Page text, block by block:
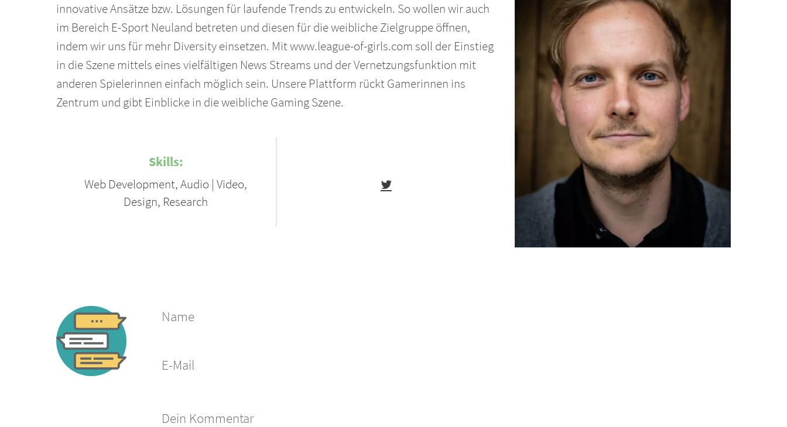
innovative Ansätze bzw. Lösungen für laufende Trends zu entwickeln. So wollen wir auch
im Bereich E-Sport Neuland betreten und diesen für die weibliche Zielgruppe öffnen,
indem wir uns für mehr Diversity einsetzen. Mit www.league-of-girls.com soll der Einstieg
in die Szene mittels eines vielfältigen News Streams und der Vernetzungsfunktion mit
anderen Spielerinnen einfach möglich sein. Unsere Plattform rückt Gamerinnen ins
Zentrum und gibt Einblicke in die weibliche Gaming Szene.
Skills:
Web Development, Audio | Video,
Design, Research
Name
E-Mail
Dein Kommentar